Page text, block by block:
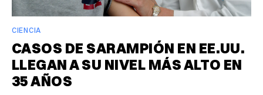
CIENCIA
CASOS DE SARAMPIÓN EN EE.UU.
LLEGAN A SU NIVEL MÁS ALTO EN
35 AÑOS